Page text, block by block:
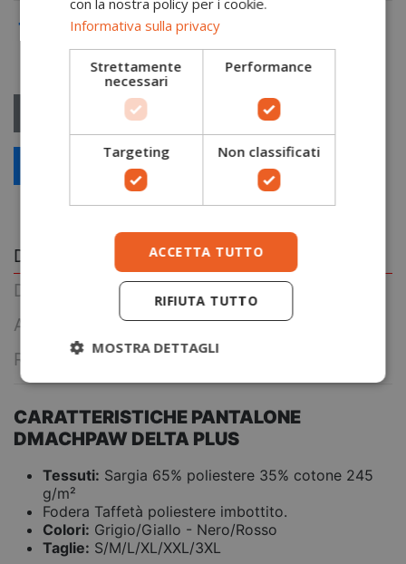
Scopri le offerte riservate alle aziende
Descrizione
Dettagli prodotto
About Delta Plus
Reviews(0)
CARATTERISTICHE PANTALONE
DMACHPAW DELTA PLUS
Tessuti: Sargia 65% poliestere 35% cotone 245
g/m²
Fodera Taffetà poliestere imbottito.
Colori: Grigio/Giallo - Nero/Rosso
Taglie: S/M/L/XL/XXL/3XL
Informativa sulla privacy
Strettamente
necessari
Performance
Targeting Non classificati
ACCETTA TUTTO
RIFIUTA TUTTO
MOSTRA DETTAGLI